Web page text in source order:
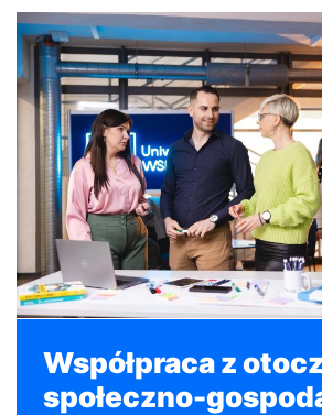
Współpraca z
społeczno-